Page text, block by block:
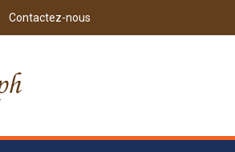
Contactez-nous